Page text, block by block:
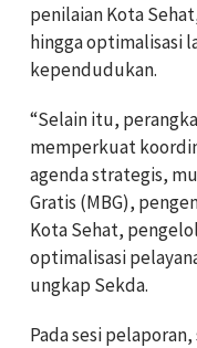
penilaian Kota
hingga optimalisasi
kependudukan.
“Selain itu,
memperkuat
agenda strategis,
Gratis (MBG),
Kota Sehat,
optimalisasi
ungkap Sekda.
Pada sesi